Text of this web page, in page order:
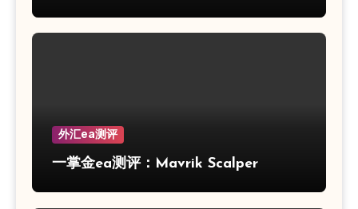
外汇ea测评
一掌金ea测评：Mavrik Scalper